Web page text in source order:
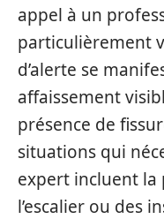
appel à un
particulièrement
d’alerte se
affaissement
présence de
situations qui
expert incluent la
l’escalier ou des